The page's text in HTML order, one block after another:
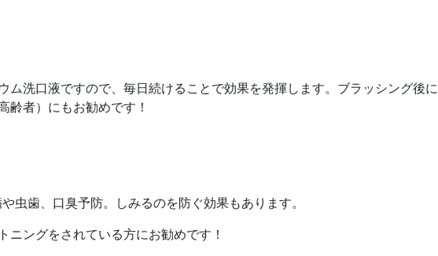
洗口液ですので、毎日続けることで効果を発揮します。ブラッシング後に
齢者）にもお勧めです！
歯、口臭予防。しみるのを防ぐ効果もあります。
ングをされている方にお勧めです！